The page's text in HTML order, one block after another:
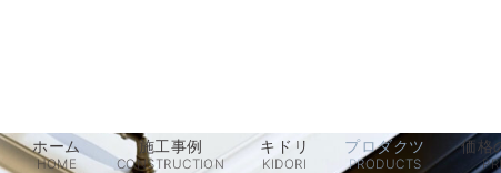
ホーム
HOME
施工事例
CONSTRUCTION
キドリ
KIDORI
プロダクツ
PRODUCTS
価格